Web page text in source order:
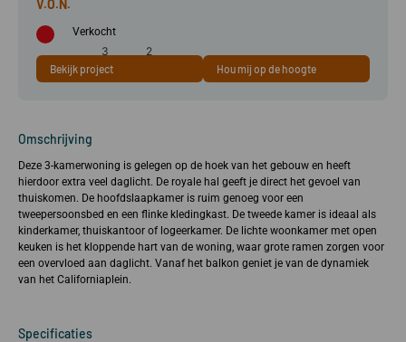
Verkocht
79 m²
3
kamer(s)
2
Bekijk project Hou mij op de hoogte
Omschrijving
Deze 3-kamerwoning is gelegen op de hoek van het gebouw en heeft
hierdoor extra veel daglicht. De royale hal geeft je direct het gevoel van
thuiskomen. De hoofdslaapkamer is ruim genoeg voor een
tweepersoonsbed en een flinke kledingkast. De tweede kamer is ideaal als
kinderkamer, thuiskantoor of logeerkamer. De lichte woonkamer met open
keuken is het kloppende hart van de woning, waar grote ramen zorgen voor
een overvloed aan daglicht. Vanaf het balkon geniet je van de dynamiek
van het Californiaplein.
Specificaties